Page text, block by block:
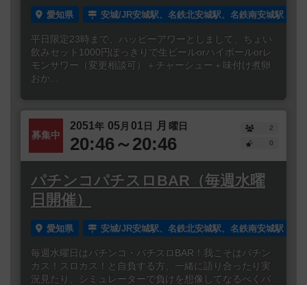
愛知県 安城/JR安城駅、名鉄北安城駅、名鉄南安城駅
平日限定23時まで、ハッピーアワーとしまして、ちょい
飲みセット1000円ぽっきりで生ビールorハイボールorレ
モンサワー（変更相談可）＋チャーシュー＋味付け煮卵
おか...
募集中
2051年 05月 01日 月 曜日
20:46～20:46
2
0
パチンコパチスロBAR（毎週水曜
日開催）
愛知県 安城/JR安城駅、名鉄北安城駅、名鉄南安城駅
毎週水曜日はパチンコ・パチスロBAR！我こそはパチン
カス！スロカス！と自負する方、一緒に語り合ったり実
況見たり、シミュレーターで負けを想像してなるべくパ